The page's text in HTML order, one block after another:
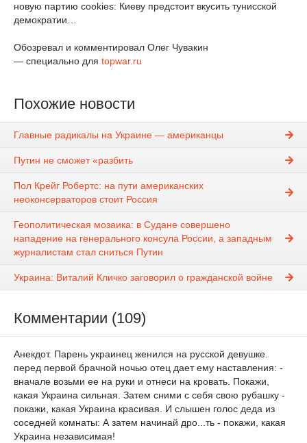
новую партию cookies: Киеву предстоит вкусить тунисской
демократии…
Обозревал и комментировал Олег Чувакин
— специально для topwar.ru
Похожие новости
Главные радикалы на Украине — американцы
Путин не сможет «разбить
Пол Крейг Робертс: на пути американских
неоконсерваторов стоит Россия
Геополитическая мозаика: в Судане совершено
нападение на генерального консула России, а западным
журналистам стал сниться Путин
Украина: Виталий Кличко заговорил о гражданской войне
Комментарии (109)
Анекдот. Парень украинец женился на русской девушке.
перед первой брачной ночью отец дает ему наставления: -
вначале возьми ее на руки и отнеси на кровать. Покажи,
какая Украина сильная. Затем сними с себя свою рубашку -
покажи, какая Украина красивая. И слышен голос деда из
соседней комнаты: А затем начинай дро...ть - покажи, какая
Украина независимая!